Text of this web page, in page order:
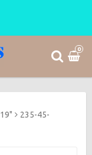
0
19"
235-45-